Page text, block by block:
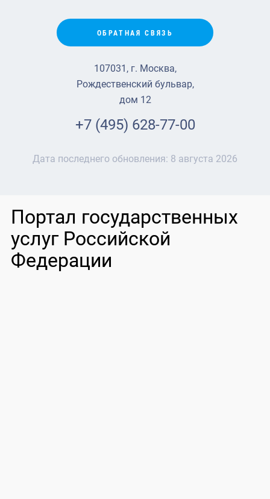
ОБРАТНАЯ СВЯЗЬ
107031, г. Москва,
Рождественский бульвар,
дом 12
+7 (495) 628-77-00
Дата последнего обновления: 8 августа 2026
Портал государственных
услуг Российской
Федерации